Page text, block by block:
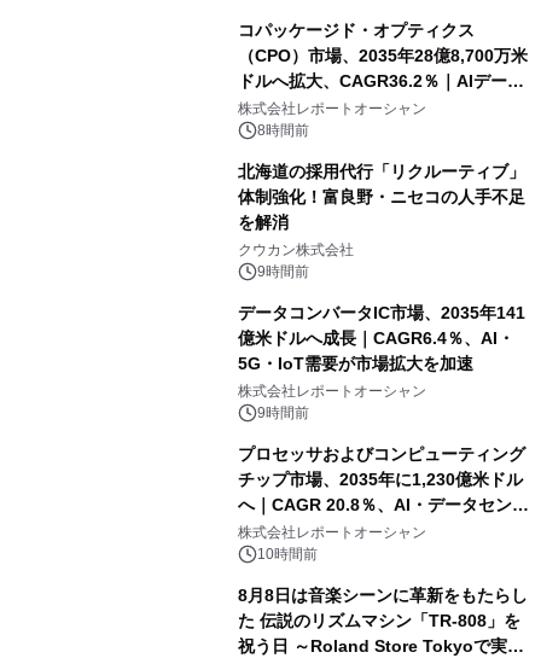
コパッケージド・オプティクス
（CPO）市場、2035年28億8,700万米
ドルへ拡大、CAGR36.2％｜AIデータ
センター・高速光通信需要が成長を加
速
株式会社レポートオーシャン
8時間前
北海道の採用代行「リクルーティブ」
体制強化！富良野・ニセコの人手不足
を解消
クウカン株式会社
9時間前
データコンバータIC市場、2035年141
億米ドルへ成長｜CAGR6.4％、AI・
5G・IoT需要が市場拡大を加速
株式会社レポートオーシャン
9時間前
プロセッサおよびコンピューティング
チップ市場、2035年に1,230億米ドル
へ｜CAGR 20.8％、AI・データセンタ
ー需要が成長を牽引
株式会社レポートオーシャン
10時間前
8月8日は音楽シーンに革新をもたらし
た 伝説のリズムマシン「TR-808」を
祝う日 ～Roland Store Tokyoで実機